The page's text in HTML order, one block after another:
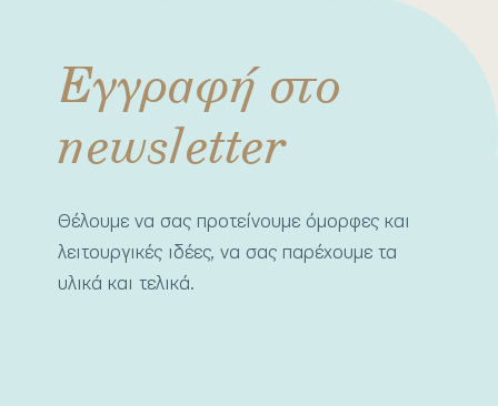
Εγγραφή στο
newsletter
Θέλουμε να σας προτείνουμε όμορφες και
λειτουργικές ιδέες, να σας παρέχουμε τα
υλικά και τελικά.